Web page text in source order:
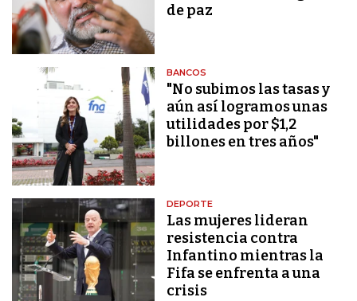
de paz
BANCOS
"No subimos las tasas y
aún así logramos unas
utilidades por $1,2
billones en tres años"
DEPORTE
Las mujeres lideran
resistencia contra
Infantino mientras la
Fifa se enfrenta a una
crisis